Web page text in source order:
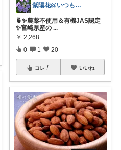
紫陽花@いつもありがとうございます💕
🍵✨農薬不使用＆有機JAS認定
✨宮崎県産の ...
￥ 2,268
0 1 20
コレ いいね